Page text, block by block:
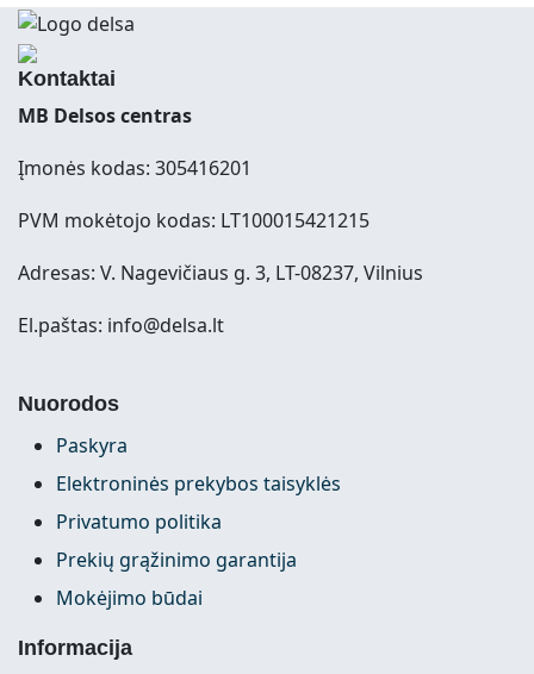
Kontaktai
MB Delsos centras
Įmonės kodas: 305416201
PVM mokėtojo kodas: LT100015421215
Adresas: V. Nagevičiaus g. 3, LT-08237, Vilnius
El.paštas: info@delsa.lt
Nuorodos
Paskyra
Elektroninės prekybos taisyklės
Privatumo politika
Prekių grąžinimo garantija
Mokėjimo būdai
Informacija